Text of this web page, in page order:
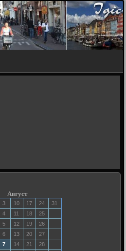
Август
3 10 17 24
31
4 11 18
25
5 12 19
26
6 13 20
27
7 14 21
28